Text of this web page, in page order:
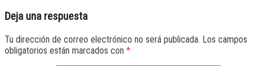
Deja una respuesta
Tu dirección de correo electrónico no será publicada. Los campos
obligatorios están marcados con *